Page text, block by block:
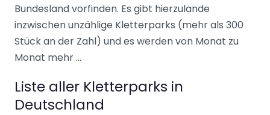
Bundesland vorfinden. Es gibt hierzulande
inzwischen unzählige Kletterparks (mehr als 300
Stück an der Zahl) und es werden von Monat zu
Monat mehr …
Liste aller Kletterparks in
Deutschland